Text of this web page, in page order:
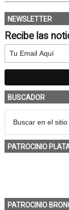
NEWSLETTER
Recibe las
BUSCADOR
PATROCINIO
PATROCINIO